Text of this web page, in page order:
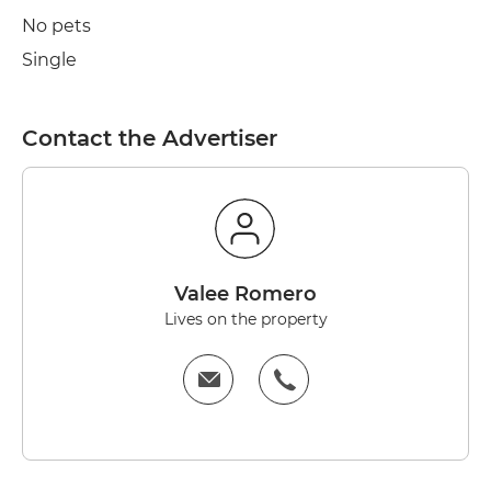
No pets
Single
Contact the Advertiser
Valee Romero
Lives on the property